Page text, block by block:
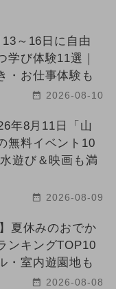
13～16日に自由
学び体験11選｜
・お仕事体験も
2026-08-10
年8月11日「山
無料イベント10
遊び＆映画も満
2026-08-09
夏休みのおでか
ンキングTOP10
・室内遊園地も
2026-08-08